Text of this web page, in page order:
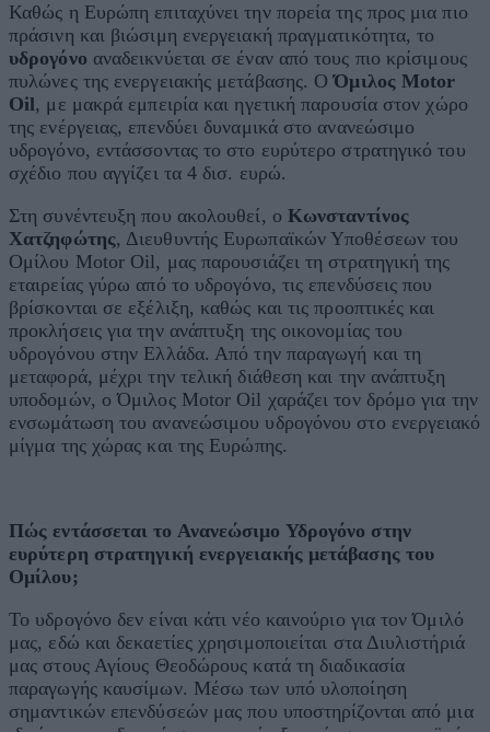
Καθώς η Ευρώπη επιταχύνει την πορεία της προς μια πιο
πράσινη και βιώσιμη ενεργειακή πραγματικότητα, το
υδρογόνο αναδεικνύεται σε έναν από τους πιο κρίσιμους
πυλώνες της ενεργειακής μετάβασης. ΟΌμιλος Motor
Oil, με μακρά εμπειρία και ηγετική παρουσία στον χώρο
της ενέργειας, επενδύει δυναμικά στο ανανεώσιμο
υδρογόνο, εντάσσοντας το στο ευρύτερο στρατηγικό του
σχέδιο που αγγίζει τα 4 δισ. ευρώ.
Στη συνέντευξη που ακολουθεί, ο Κωνσταντίνος
Χατζηφώτης, Διευθυντής Ευρωπαϊκών Υποθέσεων του
Ομίλου Motor Oil, μας παρουσιάζει τη στρατηγική της
εταιρείας γύρω από το υδρογόνο, τις επενδύσεις που
βρίσκονται σε εξέλιξη, καθώς και τις προοπτικές και
προκλήσεις για την ανάπτυξη της οικονομίας του
υδρογόνου στην Ελλάδα. Από την παραγωγή και τη
μεταφορά, μέχρι την τελική διάθεση και την ανάπτυξη
υποδομών, ο Όμιλος Motor Oil χαράζει τον δρόμο για την
ενσωμάτωση του ανανεώσιμου υδρογόνου στο ενεργειακό
μίγμα της χώρας και της Ευρώπης.
Πώς εντάσσεται το Ανανεώσιμο Υδρογόνο στην
ευρύτερη στρατηγική ενεργειακής μετάβασης του
Ομίλου;
Το υδρογόνο δεν είναι κάτι νέο καινούριο για τον Όμιλό
μας, εδώ και δεκαετίες χρησιμοποιείται στα Διυλιστήριά
μας στους Αγίους Θεοδώρους κατά τη διαδικασία
παραγωγής καυσίμων. Μέσω των υπό υλοποίηση
σημαντικών επενδύσεών μας που υποστηρίζονται από μια